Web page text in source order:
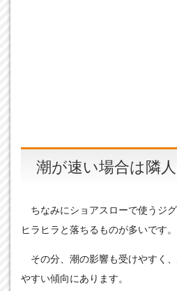
潮が速い場合は隣
ちなみにショアスローで使うジグ
ヒラヒラと落ちるものが多いです。
その分、潮の影響も受けやすく
やすい傾向にあります。